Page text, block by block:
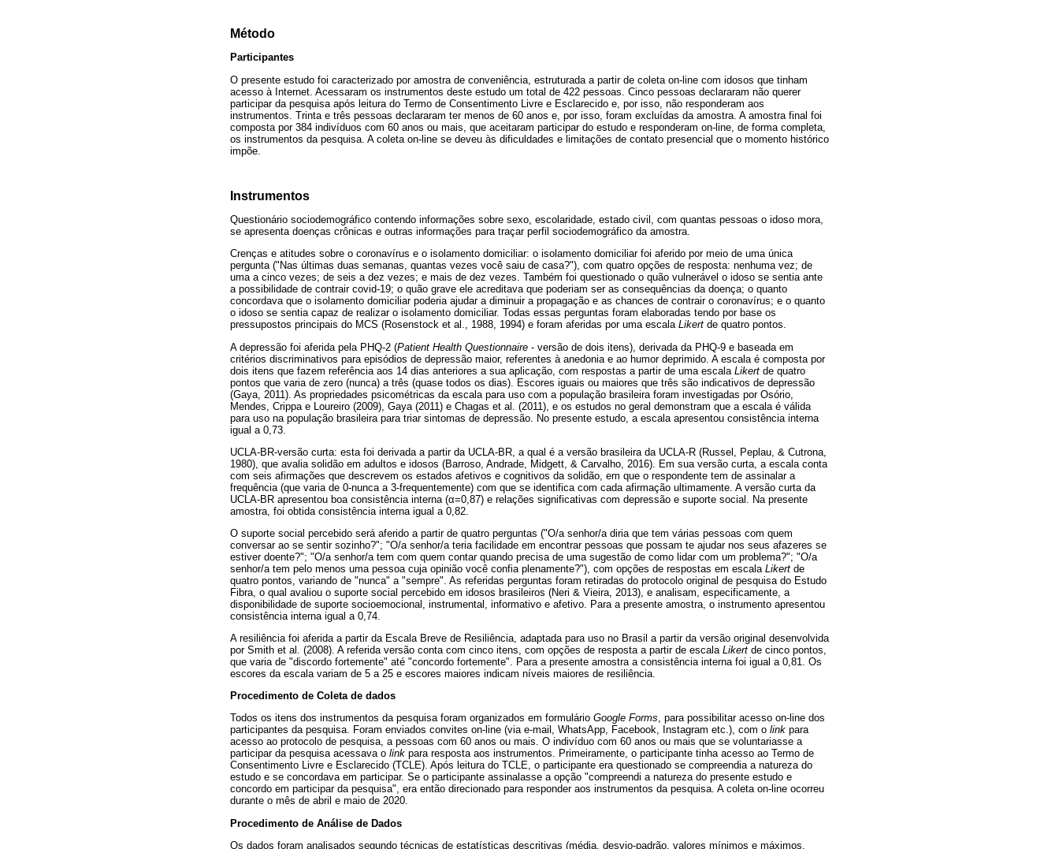
Método
Participantes
O presente estudo foi caracterizado por amostra de conveniência, estruturada a partir de coleta on-line com idosos que tinham
acesso à Internet. Acessaram os instrumentos deste estudo um total de 422 pessoas. Cinco pessoas declararam não querer
participar da pesquisa após leitura do Termo de Consentimento Livre e Esclarecido e, por isso, não responderam aos
instrumentos. Trinta e três pessoas declararam ter menos de 60 anos e, por isso, foram excluídas da amostra. A amostra final foi
composta por 384 indivíduos com 60 anos ou mais, que aceitaram participar do estudo e responderam on-line, de forma completa,
os instrumentos da pesquisa. A coleta on-line se deveu às dificuldades e limitações de contato presencial que o momento histórico
impõe.
Instrumentos
Questionário sociodemográfico contendo informações sobre sexo, escolaridade, estado civil, com quantas pessoas o idoso mora,
se apresenta doenças crônicas e outras informações para traçar perfil sociodemográfico da amostra.
Crenças e atitudes sobre o coronavírus e o isolamento domiciliar: o isolamento domiciliar foi aferido por meio de uma única
pergunta ("Nas últimas duas semanas, quantas vezes você saiu de casa?"), com quatro opções de resposta: nenhuma vez; de
uma a cinco vezes; de seis a dez vezes; e mais de dez vezes. Também foi questionado o quão vulnerável o idoso se sentia ante
a possibilidade de contrair covid-19; o quão grave ele acreditava que poderiam ser as consequências da doença; o quanto
concordava que o isolamento domiciliar poderia ajudar a diminuir a propagação e as chances de contrair o coronavírus; e o quanto
o idoso se sentia capaz de realizar o isolamento domiciliar. Todas essas perguntas foram elaboradas tendo por base os
pressupostos principais do MCS (Rosenstock et al., 1988, 1994) e foram aferidas por uma escala Likert de quatro pontos.
A depressão foi aferida pela PHQ-2 (Patient Health Questionnaire - versão de dois itens), derivada da PHQ-9 e baseada em
critérios discriminativos para episódios de depressão maior, referentes à anedonia e ao humor deprimido. A escala é composta por
dois itens que fazem referência aos 14 dias anteriores a sua aplicação, com respostas a partir de uma escala Likert de quatro
pontos que varia de zero (nunca) a três (quase todos os dias). Escores iguais ou maiores que três são indicativos de depressão
(Gaya, 2011). As propriedades psicométricas da escala para uso com a população brasileira foram investigadas por Osório,
Mendes, Crippa e Loureiro (2009), Gaya (2011) e Chagas et al. (2011), e os estudos no geral demonstram que a escala é válida
para uso na população brasileira para triar sintomas de depressão. No presente estudo, a escala apresentou consistência interna
igual a 0,73.
UCLA-BR-versão curta: esta foi derivada a partir da UCLA-BR, a qual é a versão brasileira da UCLA-R (Russel, Peplau, & Cutrona,
1980), que avalia solidão em adultos e idosos (Barroso, Andrade, Midgett, & Carvalho, 2016). Em sua versão curta, a escala conta
com seis afirmações que descrevem os estados afetivos e cognitivos da solidão, em que o respondente tem de assinalar a
frequência (que varia de 0-nunca a 3-frequentemente) com que se identifica com cada afirmação ultimamente. A versão curta da
UCLA-BR apresentou boa consistência interna (α=0,87) e relações significativas com depressão e suporte social. Na presente
amostra, foi obtida consistência interna igual a 0,82.
O suporte social percebido será aferido a partir de quatro perguntas ("O/a senhor/a diria que tem várias pessoas com quem
conversar ao se sentir sozinho?"; "O/a senhor/a teria facilidade em encontrar pessoas que possam te ajudar nos seus afazeres se
estiver doente?"; "O/a senhor/a tem com quem contar quando precisa de uma sugestão de como lidar com um problema?"; "O/a
senhor/a tem pelo menos uma pessoa cuja opinião você confia plenamente?"), com opções de respostas em escala Likert de
quatro pontos, variando de "nunca" a "sempre". As referidas perguntas foram retiradas do protocolo original de pesquisa do Estudo
Fibra, o qual avaliou o suporte social percebido em idosos brasileiros (Neri & Vieira, 2013), e analisam, especificamente, a
disponibilidade de suporte socioemocional, instrumental, informativo e afetivo. Para a presente amostra, o instrumento apresentou
consistência interna igual a 0,74.
A resiliência foi aferida a partir da Escala Breve de Resiliência, adaptada para uso no Brasil a partir da versão original desenvolvida
por Smith et al. (2008). A referida versão conta com cinco itens, com opções de resposta a partir de escala Likert de cinco pontos,
que varia de "discordo fortemente" até "concordo fortemente". Para a presente amostra a consistência interna foi igual a 0,81. Os
escores da escala variam de 5 a 25 e escores maiores indicam níveis maiores de resiliência.
Procedimento de Coleta de dados
Todos os itens dos instrumentos da pesquisa foram organizados em formulário Google Forms, para possibilitar acesso on-line dos
participantes da pesquisa. Foram enviados convites on-line (via e-mail, WhatsApp, Facebook, Instagram etc.), com o link para
acesso ao protocolo de pesquisa, a pessoas com 60 anos ou mais. O indivíduo com 60 anos ou mais que se voluntariasse a
participar da pesquisa acessava o link para resposta aos instrumentos. Primeiramente, o participante tinha acesso ao Termo de
Consentimento Livre e Esclarecido (TCLE). Após leitura do TCLE, o participante era questionado se compreendia a natureza do
estudo e se concordava em participar. Se o participante assinalasse a opção "compreendi a natureza do presente estudo e
concordo em participar da pesquisa", era então direcionado para responder aos instrumentos da pesquisa. A coleta on-line ocorreu
durante o mês de abril e maio de 2020.
Procedimento de Análise de Dados
Os dados foram analisados segundo técnicas de estatísticas descritivas (média, desvio-padrão, valores mínimos e máximos,